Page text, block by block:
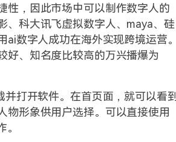
性，因此市场中可以制作数字人的
、科大讯飞虚拟数字人、maya、硅
数字人成功在海外实现跨境运营。
好、知名度比较高的万兴播爆为
打开软件。在首页面，就可以看到
物形象供用户选择。可以直接使用